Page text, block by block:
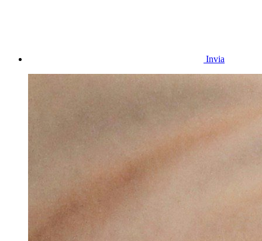
Invia